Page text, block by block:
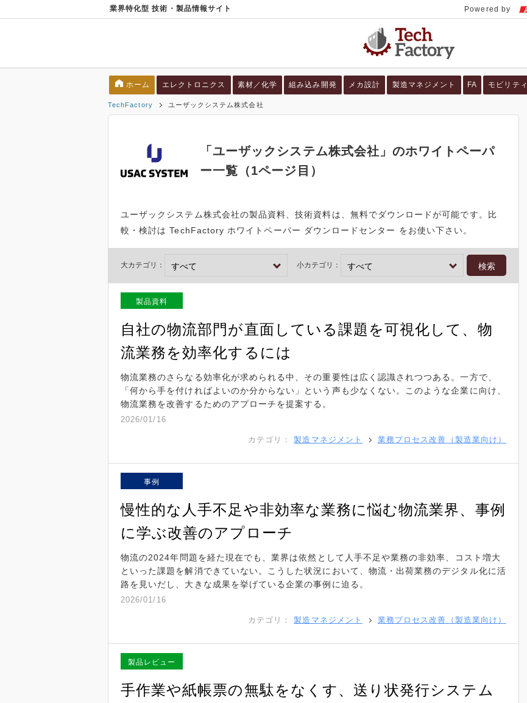
業界特化型 技術・製品情報サイト
ホーム エレクトロニクス 素材／化学 組み込み開発 メカ設計 製造マネジメント FA モビリティ
TechFactory ユーザックシステム株式会社
「ユーザックシステム株式会社」のホワイトペーパ
ー一覧（1ページ目）
ユーザックシステム株式会社の製品資料、技術資料は、無料でダウンロードが可能です。比
較・検討は TechFactory ホワイトペーパー ダウンロードセンター をお使い下さい。
大カテゴリ： 小カテゴリ：
製品資料
自社の物流部門が直面している課題を可視化して、物
流業務を効率化するには
物流業務のさらなる効率化が求められる中、その重要性は広く認識されつつある。一方で、
「何から手を付ければよいのか分からない」という声も少なくない。このような企業に向け、
物流業務を改善するためのアプローチを提案する。
2026/01/16
カテゴリ： 製造マネジメント 業務プロセス改善（製造業向け）
事例
慢性的な人手不足や非効率な業務に悩む物流業界、事例
に学ぶ改善のアプローチ
物流の2024年問題を経た現在でも、業界は依然として人手不足や業務の非効率、コスト増大
といった課題を解消できていない。こうした状況において、物流・出荷業務のデジタル化に活
路を見いだし、大きな成果を挙げている企業の事例に迫る。
2026/01/16
カテゴリ： 製造マネジメント 業務プロセス改善（製造業向け）
製品レビュー
手作業や紙帳票の無駄をなくす、送り状発行システム